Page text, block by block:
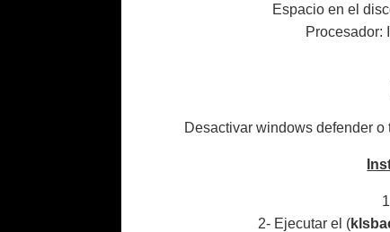
Espacio en el
Procesador:
Desactivar windows defender
2- Ejecutar el (